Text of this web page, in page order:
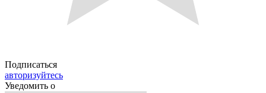
Подписаться
авторизуйтесь
Уведомить о